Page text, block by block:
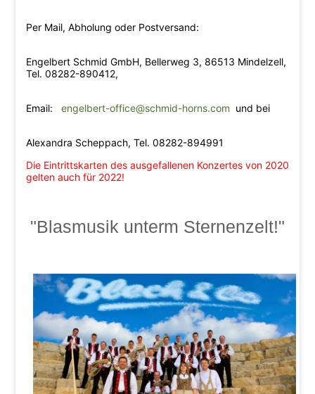
Rotkäppchen und der arme Wolf -
Blech & Co. 2026
Joy of Voice - The Greatest Hits
Kontakt
Per Mail, Abholung oder Postversand:
Engelbert Schmid GmbH, Bellerweg 3, 86513 Mindelzell,
Tel. 08282-890412,
Email: engelbert-office@schmid-horns.com und bei
Alexandra Scheppach, Tel. 08282-894991
Die Eintrittskarten des ausgefallenen Konzertes von 2020
gelten auch für 2022!
"Blasmusik unterm Sternenzelt!"